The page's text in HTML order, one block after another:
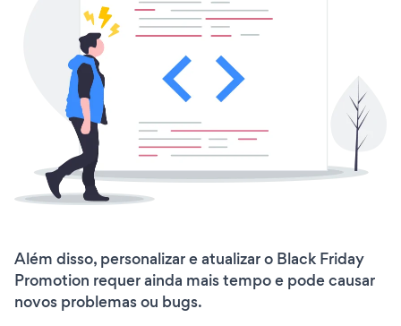
Além disso, personalizar e atualizar o Black Friday
Promotion requer ainda mais tempo e pode causar
novos problemas ou bugs.